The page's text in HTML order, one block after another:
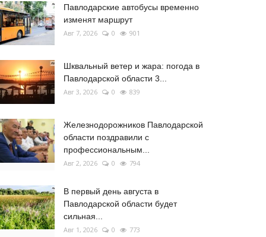
Павлодарские автобусы временно
изменят маршрут
Авг 7, 2026 0 901
Шквальный ветер и жара: погода в
Павлодарской области 3...
Авг 3, 2026 0 839
Железнодорожников Павлодарской
области поздравили с
профессиональным...
Авг 2, 2026 0 794
В первый день августа в
Павлодарской области будет
сильная...
Авг 1, 2026 0 773